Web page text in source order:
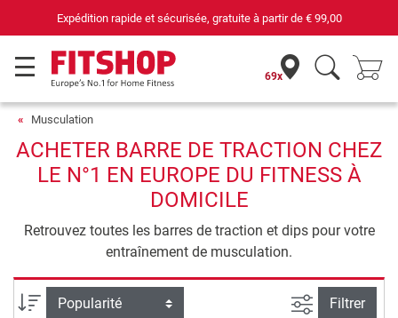
gratuite à partir de€ 99,00 69 magasins
69x
Musculation
ACHETER BARRE DE TRACTION CHEZ
LE N°1 EN EUROPE DU FITNESS À
DOMICILE
Retrouvez toutes les barres de traction et dips pour votre
entraînement de musculation.
Trier par Filtrer la
Filtrer